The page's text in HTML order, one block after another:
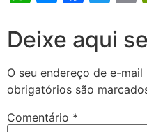
Deixe aqui
O seu endereço de e-
obrigatórios são
Comentário *